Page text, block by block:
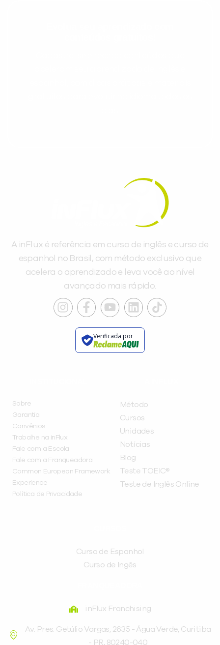
A inFlux é referência em curso de inglês e curso de
espanhol no Brasil, com método exclusivo que
acelera o aprendizado e leva você ao nível
avançado mais rápido.
Verificada por
Sobre
Garantia
Convênios
Trabalhe na inFlux
Fale com a Escola
Fale com a Franqueadora
Common European Framework
Experience
Política de Privacidade
Método
Cursos
Unidades
Notícias
Blog
Teste TOEIC®
Teste de Inglês Online
Curso de Espanhol
Curso de Ingês
inFlux Franchising
Av. Pres. Getúlio Vargas, 2635 - Água Verde, Curitiba
- PR, 80240-040